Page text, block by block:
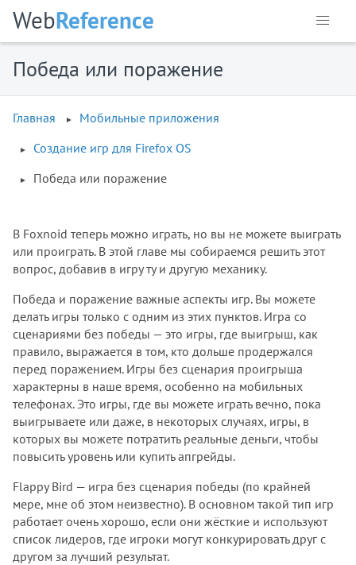
WebReference
Победа или поражение
Главная
Мобильные приложения
Создание игр для Firefox OS
Победа или поражение
В Foxnoid теперь можно играть, но вы не можете выиграть
или проиграть. В этой главе мы собираемся решить этот
вопрос, добавив в игру ту и другую механику.
Победа и поражение важные аспекты игр. Вы можете
делать игры только с одним из этих пунктов. Игра со
сценариями без победы — это игры, где выигрыш, как
правило, выражается в том, кто дольше продержался
перед поражением. Игры без сценария проигрыша
характерны в наше время, особенно на мобильных
телефонах. Это игры, где вы можете играть вечно, пока
выигрываете или даже, в некоторых случаях, игры, в
которых вы можете потратить реальные деньги, чтобы
повысить уровень или купить апгрейды.
Flappy Bird — игра без сценария победы (по крайней
мере, мне об этом неизвестно). В основном такой тип игр
работает очень хорошо, если они жёсткие и используют
список лидеров, где игроки могут конкурировать друг с
другом за лучший результат.